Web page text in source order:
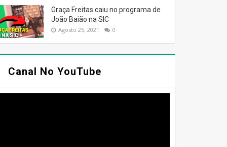
Graça Freitas caiu no programa de
João Baião na SIC
Agosto 25, 2021 0
Canal No YouTube